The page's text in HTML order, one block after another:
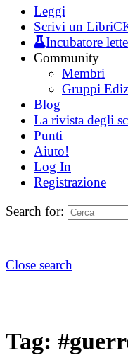
Leggi
Scrivi un
Incubatore
Community
Membri
Gruppi
Blog
La rivista degli
Punti
Aiuto!
Log In
Registrazione
Search for:
Close search
Tag: